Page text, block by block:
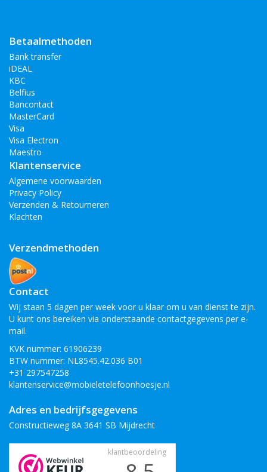
Betaalmethoden
Bank transfer
iDEAL
KBC
Belfius
Bancontact
MasterCard
Visa
Visa Electron
Maestro
Klantenservice
Algemene voorwaarden
Privacy Policy
Verzenden & Retourneren
Klachten
Verzendmethoden
Contact
Wij staan 5 dagen per week voor u klaar om u van dienst te zijn.
U kunt ons bereiken via onderstaande contactgegevens per e-
mail.
KVK nummer: 61906239
BTW nummer: NL8545.42.036 B01
+31 297547258
klantenservice@mobieletelefoonhoesje.nl
Adres en bedrijfsgegevens
Constructieweg 8A 3641 SB Mijdrecht